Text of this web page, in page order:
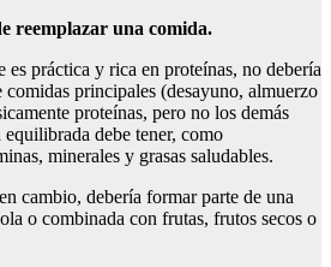
reemplazar una comida.
es práctica y rica en proteínas, no debería
comidas principales (desayuno, almuerzo
proteínas, pero no los demás
debe tener, como
minerales y grasas saludables.
cambio, debería formar parte de una
o combinada con frutas, frutos secos o